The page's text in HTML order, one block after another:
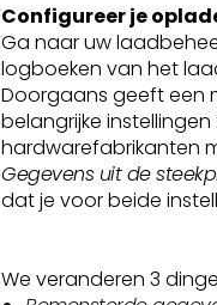
Configureer je
Ga naar uw
logboeken van het
Doorgaans geeft een
belangrijke
hardwarefabrikanten
Gegevens uit de
dat je voor beide
We veranderen 3